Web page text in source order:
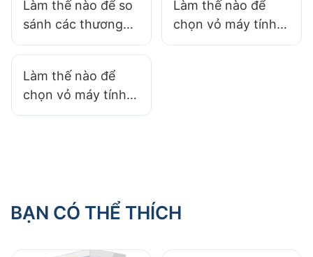
Làm thế nào để so
sánh các thương
hiệu vỏ máy tính
nhau để có lựa
chọn đáng tin cậy?​
Làm thế nào để
chọn vỏ máy tính
chơi game phù hợp
Làm thế nào để
chọn vỏ máy tính
chơi game giúp
BẠN CÓ THỂ THÍCH